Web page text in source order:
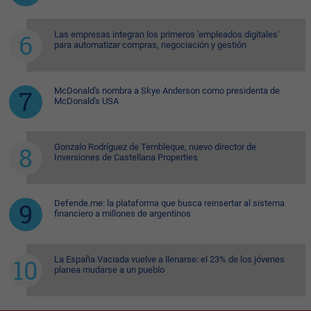
Las empresas integran los primeros 'empleados digitales'
para automatizar compras, negociación y gestión
McDonald's nombra a Skye Anderson como presidenta de
McDonald's USA
Gonzalo Rodríguez de Tembleque, nuevo director de
Inversiones de Castellana Properties
Defende.me: la plataforma que busca reinsertar al sistema
financiero a millones de argentinos
La España Vaciada vuelve a llenarse: el 23% de los jóvenes
planea mudarse a un pueblo